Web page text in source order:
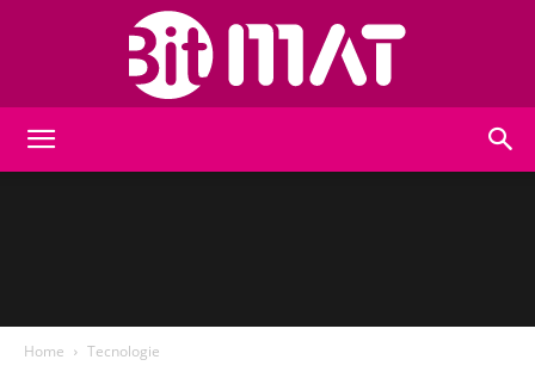
Home Tecnologie